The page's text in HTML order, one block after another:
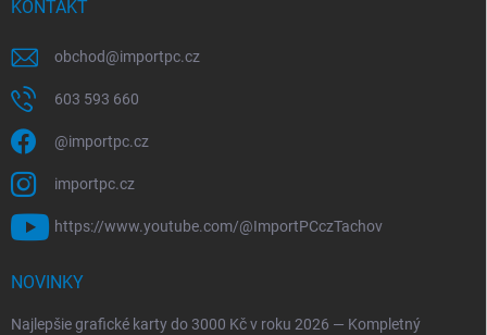
KONTAKT
obchod@importpc.cz
603 593 660
@importpc.cz
importpc.cz
https://www.youtube.com/@ImportPCczTachov
NOVINKY
Najlepšie grafické karty do 3000 Kč v roku 2026 — Kompletný